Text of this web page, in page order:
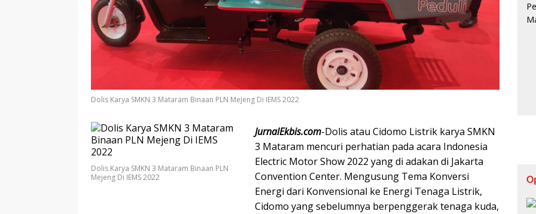
Dolis Karya SMKN 3 Mataram Binaan PLN Mejeng Di IEMS 2022
Dolis Karya SMKN 3 Mataram Binaan PLN
Mejeng Di IEMS 2022
JurnalEkbis.com-Dolis atau Cidomo Listrik karya SMKN
3 Mataram mencuri perhatian pada acara Indonesia
Electric Motor Show 2022 yang di adakan di Jakarta
Convention Center. Mengusung Tema Konversi
Energi dari Konvensional ke Energi Tenaga Listrik,
Cidomo yang sebelumnya berpenggerak tenaga kuda,